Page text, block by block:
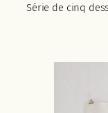
Série de cinq